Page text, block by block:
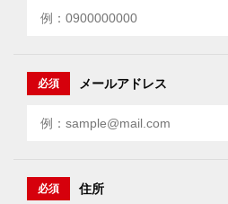
必須 メールアドレス
必須 住所